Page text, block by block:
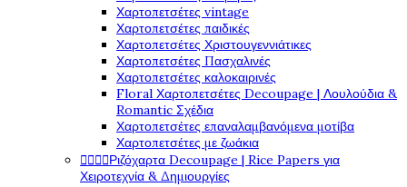
Χαρτοπετσέτες vintage
Χαρτοπετσέτες παιδικές
Χαρτοπετσέτες Χριστουγεννιάτικες
Χαρτοπετσέτες Πασχαλινές
Χαρτοπετσέτες καλοκαιρινές
Floral Χαρτοπετσέτες Decoupage | Λουλούδια &
Romantic Σχέδια
Χαρτοπετσέτες επαναλαμβανόμενα μοτίβα
Χαρτοπετσέτες με ζωάκια
Ριζόχαρτα Decoupage | Rice Papers για
Χειροτεχνία & Δημιουργίες